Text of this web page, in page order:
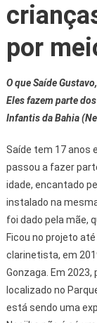
por
O que Saíde
Eles fazem parte
Infantis da Bahia
Saíde tem 17 anos
passou a fazer
idade, encantado
instalado na
foi dado pela mãe,
Ficou no projeto
clarinetista, em
Gonzaga. Em
localizado no
está sendo uma